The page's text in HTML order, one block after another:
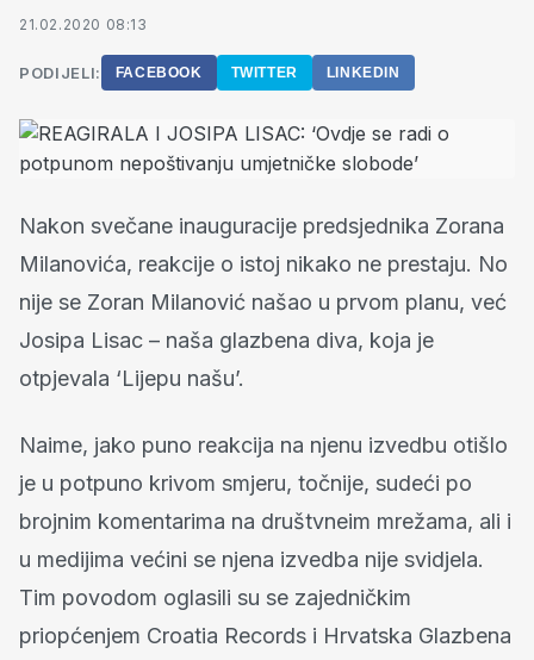
21.02.2020 08:13
PODIJELI: FACEBOOK TWITTER LINKEDIN
Nakon svečane inauguracije predsjednika Zorana
Milanovića, reakcije o istoj nikako ne prestaju. No
nije se Zoran Milanović našao u prvom planu, već
Josipa Lisac – naša glazbena diva, koja je
otpjevala ‘Lijepu našu’.
Naime, jako puno reakcija na njenu izvedbu otišlo
je u potpuno krivom smjeru, točnije, sudeći po
brojnim komentarima na društvneim mrežama, ali i
u medijima većini se njena izvedba nije svidjela.
Tim povodom oglasili su se zajedničkim
priopćenjem Croatia Records i Hrvatska Glazbena